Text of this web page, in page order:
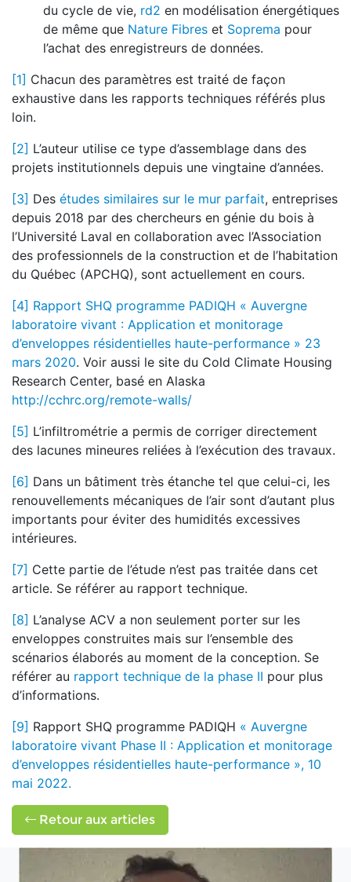
du cycle de vie, rd2 en modélisation énergétiques
de même que Nature Fibres et Soprema pour
l’achat des enregistreurs de données.
[1] Chacun des paramètres est traité de façon
exhaustive dans les rapports techniques référés plus
loin.
[2] L’auteur utilise ce type d’assemblage dans des
projets institutionnels depuis une vingtaine d’années.
[3] Des études similaires sur le mur parfait, entreprises
depuis 2018 par des chercheurs en génie du bois à
l’Université Laval en collaboration avec l’Association
des professionnels de la construction et de l’habitation
du Québec (APCHQ), sont actuellement en cours.
[4] Rapport SHQ programme PADIQH « Auvergne
laboratoire vivant : Application et monitorage
d’enveloppes résidentielles haute-performance » 23
mars 2020. Voir aussi le site du Cold Climate Housing
Research Center, basé en Alaska
http://cchrc.org/remote-walls/
[5] L’infiltrométrie a permis de corriger directement
des lacunes mineures reliées à l’exécution des travaux.
[6] Dans un bâtiment très étanche tel que celui-ci, les
renouvellements mécaniques de l’air sont d’autant plus
importants pour éviter des humidités excessives
intérieures.
[7] Cette partie de l’étude n’est pas traitée dans cet
article. Se référer au rapport technique.
[8] L’analyse ACV a non seulement porter sur les
enveloppes construites mais sur l’ensemble des
scénarios élaborés au moment de la conception. Se
référer au rapport technique de la phase II pour plus
d’informations.
[9] Rapport SHQ programme PADIQH « Auvergne
laboratoire vivant Phase II : Application et monitorage
d’enveloppes résidentielles haute-performance », 10
mai 2022.
Retour aux articles